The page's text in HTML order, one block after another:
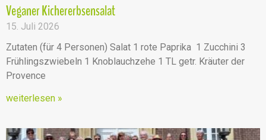
Veganer Kichererbsensalat
15. Juli 2026
Zutaten (für 4 Personen) Salat 1 rote Paprika 1 Zucchini 3
Frühlingszwiebeln 1 Knoblauchzehe 1 TL getr. Kräuter der
Provence
weiterlesen »